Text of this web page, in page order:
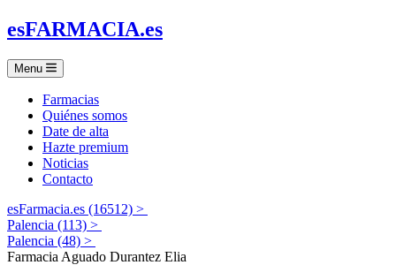
esFARMACIA.es
Menu
Farmacias
Quiénes somos
Date de alta
Hazte premium
Noticias
Contacto
esFarmacia.es (16512) >
Palencia (113) >
Palencia (48) >
Farmacia Aguado Durantez Elia